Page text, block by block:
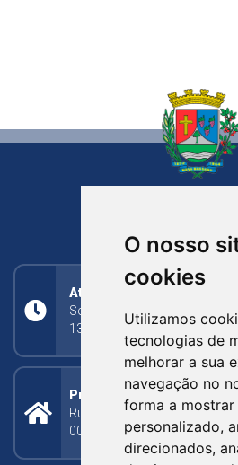
O nosso
cookies
Utilizamos
tecnologias de
melhorar a sua
navegação no
forma a
personalizado,
direcionados,
Atendimento
Segunda a Sexta: 8h às
13h30min às 17h (tarde)
Prefeitura Municipal
Rua Silva Jardim, 505 - Bairro
000